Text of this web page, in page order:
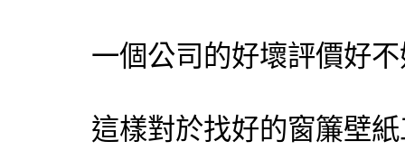
一個公司的好壞評價好
這樣對於找好的窗簾壁